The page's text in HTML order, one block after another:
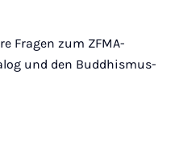
Fragen zum ZFMA-
und den Buddhismus-